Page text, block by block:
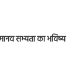
सभ्यता का भविष्य